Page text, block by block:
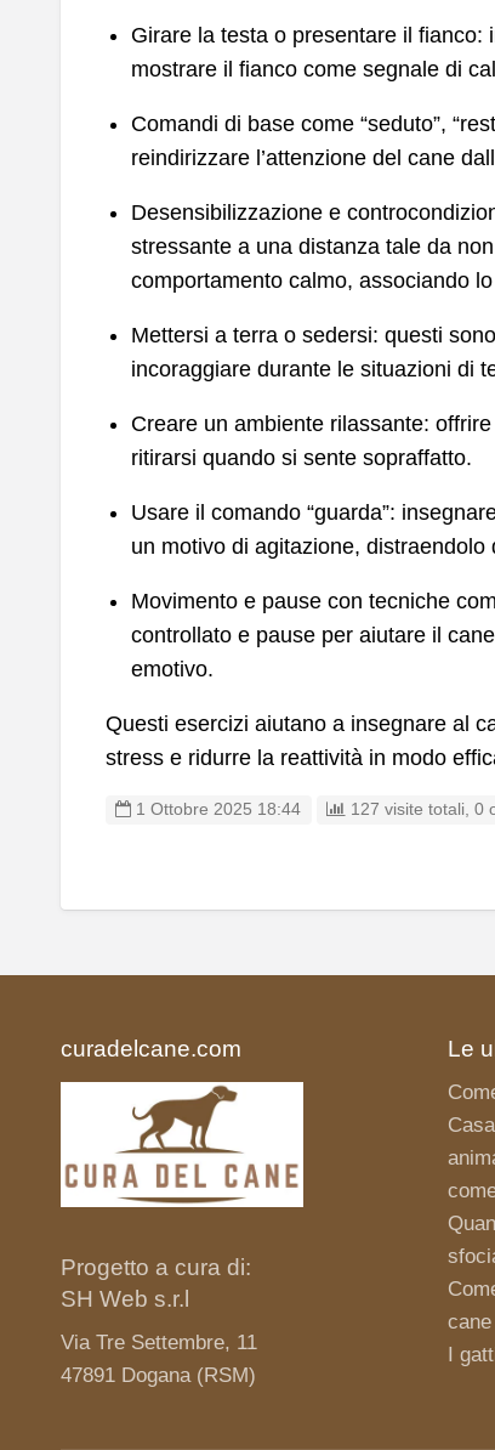
Girare la testa o presentare il
mostrare il fianco come segnale di
Comandi di base come “seduto”,
reindirizzare l’attenzione del cane
Desensibilizzazione e
stressante a una distanza tale da
comportamento calmo, associando
Mettersi a terra o sedersi: questi
incoraggiare durante le situazioni di
Creare un ambiente rilassante:
ritirarsi quando si sente sopraffatto.
Usare il comando “guarda”:
un motivo di agitazione, distraendolo
Movimento e pause con tecniche
controllato e pause per aiutare il
emotivo.
Questi esercizi aiutano a insegnare al
stress e ridurre la reattività in modo
1 Ottobre 2025 18:44 127 visite totali, 0
curadelcane.com
Progetto a cura di:
SH Web s.r.l
Via Tre Settembre, 11
47891 Dogana (RSM)
Le
I